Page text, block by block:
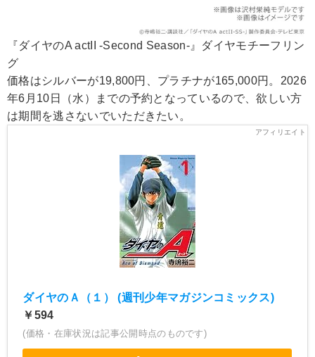
『ダイヤのA actII -Second Season-』ダイヤモチーフリン
グ
価格はシルバーが19,800円、プラチナが165,000円。2026
年6月10日（水）までの予約となっているので、欲しい方
は期間を逃さないでいただきたい。
ダイヤのＡ（１） (週刊少年マガジンコミックス)
￥594
(価格・在庫状況は記事公開時点のものです)